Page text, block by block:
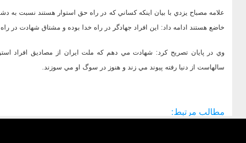
علامه مصباح يزدي با بيان اينكه كساني كه در راه حق استوار هستند نسبت به
خاضع هستند ادامه داد: اين افراد جهادگر در راه خدا بوده و مشتاق شهادت در
وي در پايان تصريح كرد: شهادت مي دهم كه ملت ايران از مصاديق افراد
سالهاست از دنيا رفته پيوند مي زند و هنوز در سوگ او مي سوزند.
مطالب مرتبط: